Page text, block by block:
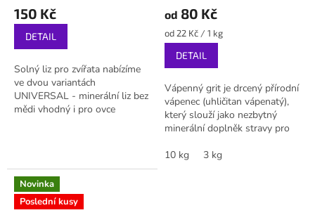
150 Kč
DETAIL
Solný liz pro zvířata nabízíme
ve dvou variantách
UNIVERSAL - minerální liz bez
mědi vhodný i pro ovce
od 80 Kč
Měrná
cena:
od 22 Kč / 1 kg
DETAIL
Vápenný grit je drcený přírodní
vápenec (uhličitan vápenatý),
který slouží jako nezbytný
minerální doplněk stravy pro
ptactvo. Pomáhá jim vykrýt...
10 kg 3 kg
Novinka
Poslední kusy